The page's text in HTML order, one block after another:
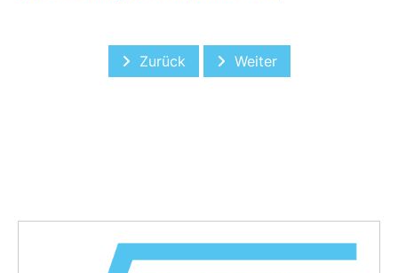
Vorheriger Beitrag:
Zurück Nächster Beitrag:
Weiter